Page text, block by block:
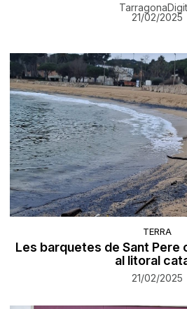
21/02/2025
TERRA
Les barquetes de Sant Pere
al litoral
21/02/2025